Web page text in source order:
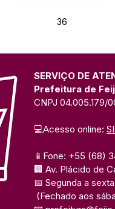
36
SERVIÇO DE
Prefeitura de
CNPJ 04.005.179/
💻Acesso online:
📱Fone: +55 (68)
🏢 Av. Plácido de
📅 Segunda a
(Fechado aos